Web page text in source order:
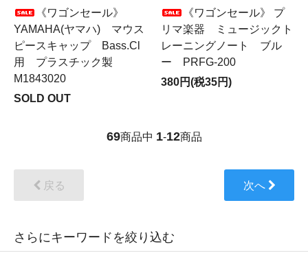
《ワゴンセール》
YAMAHA(ヤマハ) マウス
ピースキャップ Bass.Cl
用 プラスチック製
M1843020
SOLD OUT
《ワゴンセール》 プ
リマ楽器 ミュージックト
レーニングノート ブル
ー PRFG-200
380円(税35円)
69商品中 1-12商品
戻る 次へ
さらにキーワードを絞り込む